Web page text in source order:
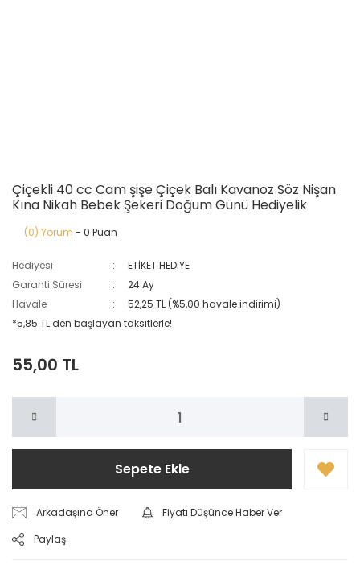
Çiçekli 40 cc Cam şişe Çiçek Balı Kavanoz Söz Nişan
Kına Nikah Bebek Şekeri Doğum Günü Hediyelik
(0) Yorum - 0 Puan
Hediyesi
ETİKET HEDİYE
Garanti Süresi
24 Ay
Havale
52,25 TL (%5,00 havale indirimi)
*5,85 TL den başlayan taksitlerle!
55,00 TL
Sepete Ekle
Arkadaşına Öner
Fiyatı Düşünce Haber Ver
Paylaş